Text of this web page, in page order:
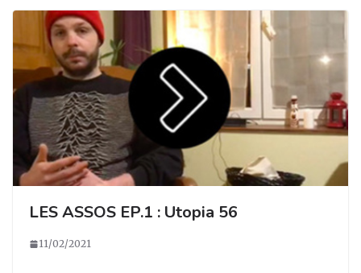
LES ASSOS EP.1 : Utopia 56
11/02/2021